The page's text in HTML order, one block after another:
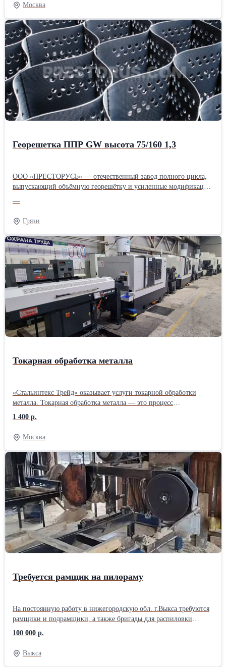
1000шт. 320 руб. Работаем без НДС., оплата безнал.
Москва
Георешетка ППР GW высота 75/160 1,3
ООО «ПРЕСТОРУСЬ» — отечественный завод полного цикла,
выпускающий объёмную георешётку и усиленные модификации
Предприятие с 25-летним опытом предлагает инженерное
сопровождение проектов и поставки по всей России, сокращая
бюджет объектов за счёт экономии сыпучих материалов и
ускорения монтажных работ. Продукция адаптирована к
сложному климату и высоким нагрузкам, что подтверждено
участием в более чем двух тысячах объектов в РФ и за рубежом.
—
Грязи
Токарная обработка металла
«Стальинтекс Трейд» оказывает услуги токарной обработки
металла. Токарная обработка металла — это процесс
механической обработки, при котором заготовка вращается
вокруг своей оси, а инструмент (обычно токарный резец)
перемещается по радиусу и длине детали, удаляя материал и
придавая изделию нужную форму и размеры. Этот метод
широко используется для создания цилиндрических, конусных и
других сложных форм. Токарная обработка применяется в
различных отраслях промышленности, таких как
машиностроение, автомобилестроение, авиастроение и других,
где требуется высокая точность изготовления деталей. Токарные
работы: от 1 400 руб./ч. Срочные токарные работы: от 2000 руб./
ч. Токарные работы минимальный заказ от 20 000 руб. Другие
услуги по обработке металла смотрите на официальном сайте
«Стальинтекс Трейд»
1 400 р.
Москва
Требуется рамщик на пилораму
На постоянную работу в нижегородскую обл. г.Выкса требуются
рамщики и подрамщики, а также бригады для распиловки
кругляка (6м хвоя) на обрезной пиломатериал, 1700руб/м3 за
первый и второй сорт. Стабильная зарплата два раза в месяц.
График работы, вахтовый метод, или 5-6 дневка. Вахтовикам
100 000 р.
Выкса